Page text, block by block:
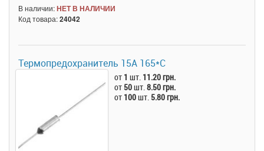
В наличии:НЕТ В НАЛИЧИИ
Код товара:24042
Термопредохранитель 15А 165*C
от 1 шт. 11.20 грн.
от 50шт.8.50 грн.
от 100шт. 5.80 грн.